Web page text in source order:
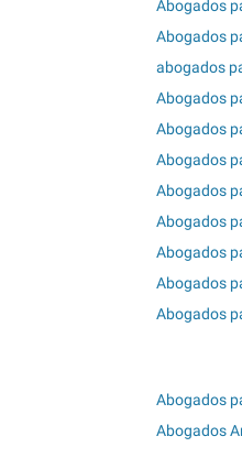
Abogados
Abogados
abogados
Abogados
Abogados
Abogados
Abogados
Abogados
Abogados
Abogados
Abogados
Abogados
Abogados